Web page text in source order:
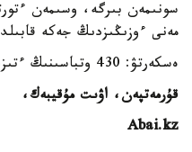
سونىمەن بىرگە، وسىمەن
مەنى ءوزىڭىزدىڭ جەكە
ەسكەرتۋ: 430 وتباسىنىڭ ءتىزىمى قوسا تىركەلدى.
قۇرمەتپەن، اۋىت مۇقيبەك،
Abai.kz